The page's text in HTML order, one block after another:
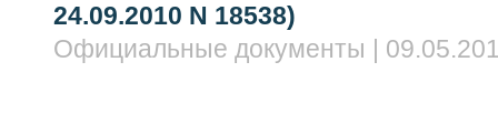
24.09.2010 N 18538)
Официальные документы |